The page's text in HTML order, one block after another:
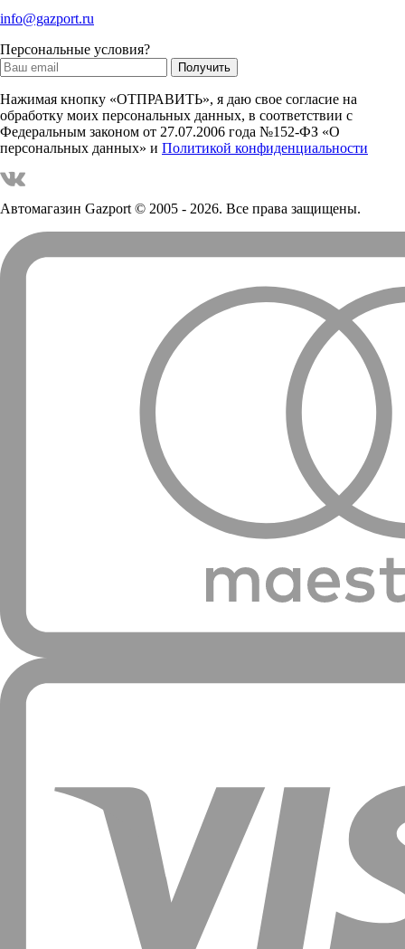
info@gazport.ru
Персональные условия?
Нажимая кнопку «ОТПРАВИТЬ», я даю свое согласие на
обработку моих персональных данных, в соответствии с
Федеральным законом от 27.07.2006 года №152-ФЗ «О
персональных данных» и Политикой конфиденциальности
Автомагазин Gazport© 2005 - 2026. Все права защищены.